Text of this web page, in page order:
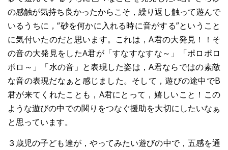
の感触が気持ち良かったからこそ，繰り返し触って遊んで
いるうちに，“砂を何かに入れる時に音がする”ということ
に気付いたのだと思います。これは，A君の大発見！！そ
の音の大発見をしたA君が「すなすなすな～」「ポロポロ
ポロ～」「水の音」と表現した姿は，A君ならではの素敵
な音の表現だなぁと感じました。そして，遊びの途中でB
君が来てくれたことも，A君にとって，嬉しいこと！この
ような遊びの中での関りをつなぐ援助を大切にしたいなぁ
と思っています。
３歳児の子ども達が，やってみたい遊びの中で，五感を通